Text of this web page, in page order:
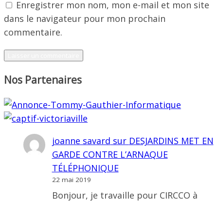
Enregistrer mon nom, mon e-mail et mon site
dans le navigateur pour mon prochain
commentaire.
Nos Partenaires
joanne savard sur DESJARDINS MET EN
GARDE CONTRE L’ARNAQUE
TÉLÉPHONIQUE
22 mai 2019
Bonjour, je travaille pour CIRCCO à